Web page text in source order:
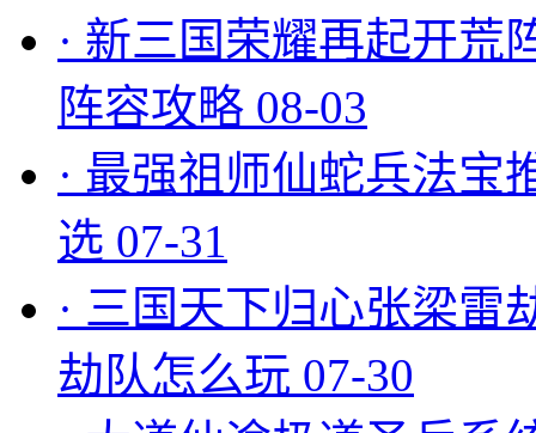
· 新三国荣耀再起开荒
阵容攻略 08-03
· 最强祖师仙蛇兵法宝
选 07-31
· 三国天下归心张梁雷
劫队怎么玩 07-30